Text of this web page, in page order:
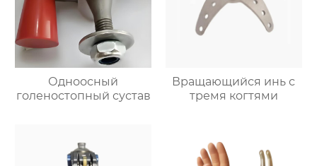
Одноосный
голеностопный сустав
Вращающийся инь с
тремя когтями